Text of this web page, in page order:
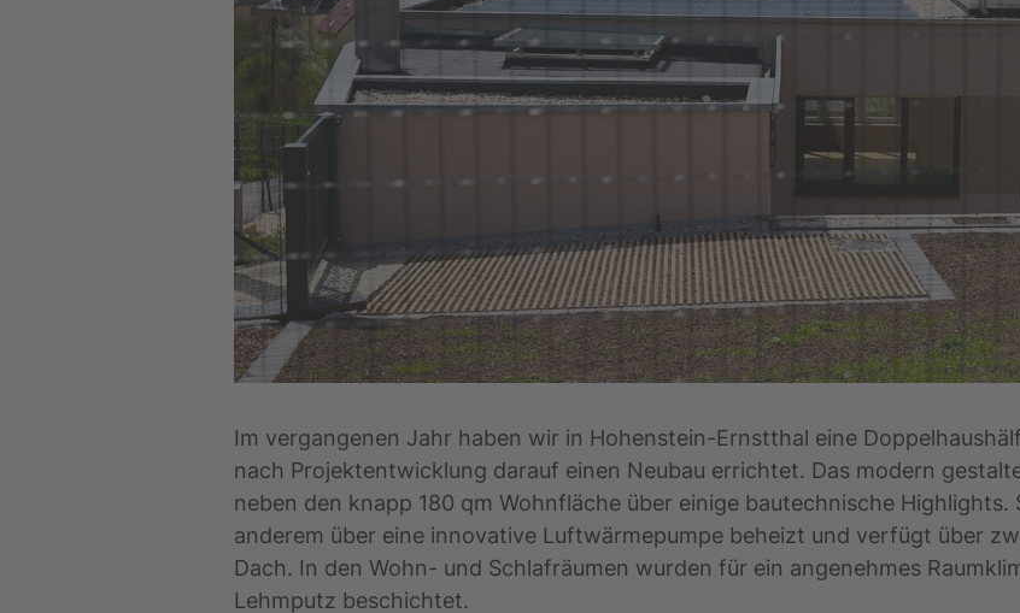
Im vergangenen Jahr haben wir in Hohenstein-Ernstthal eine
nach Projektentwicklung darauf einen Neubau errichtet. Das modern
neben den knapp 180 qm Wohnfläche über einige bautechnische Highlights.
anderem über eine innovative Luftwärmepumpe beheizt und verfügt über
Dach. In den Wohn- und Schlafräumen wurden für ein angenehmes
Lehmputz beschichtet.